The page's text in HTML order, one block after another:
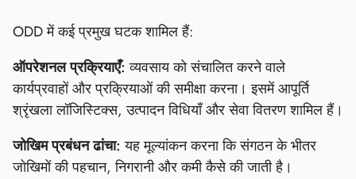
ODD में कई प्रमुख घटक शामिल हैं:
ऑपरेशनल प्रक्रियाएँ: व्यवसाय को संचालित करने वाले
कार्यप्रवाहों और प्रक्रियाओं की समीक्षा करना। इसमें आपूर्ति
श्रृंखला लॉजिस्टिक्स, उत्पादन विधियाँ और सेवा वितरण शामिल हैं।
जोखिम प्रबंधन ढांचा: यह मूल्यांकन करना कि संगठन के भीतर
जोखिमों की पहचान, निगरानी और कमी कैसे की जाती है।